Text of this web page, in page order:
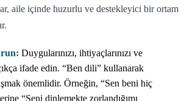
aile içinde huzurlu ve destekleyici bir ortam
Duygularınızı, ihtiyaçlarınızı ve
ifade edin. “Ben dili” kullanarak
önemlidir. Örneğin, “Sen beni hiç
“Seni dinlemekte zorlandığımı